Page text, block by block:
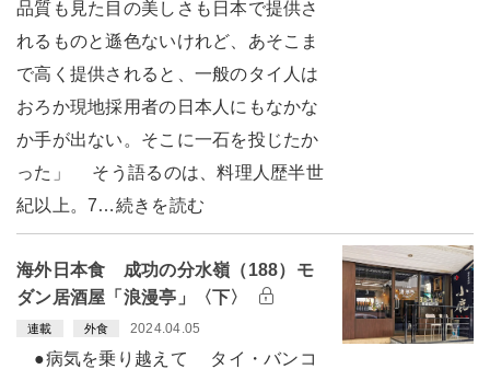
品質も見た目の美しさも日本で提供さ
れるものと遜色ないけれど、あそこま
で高く提供されると、一般のタイ人は
おろか現地採用者の日本人にもなかな
か手が出ない。そこに一石を投じたか
った」 そう語るのは、料理人歴半世
紀以上。7…続きを読む
海外日本食 成功の分水嶺（188）モ
ダン居酒屋「浪漫亭」〈下〉
連載 外食 2024.04.05
●病気を乗り越えて タイ・バンコ